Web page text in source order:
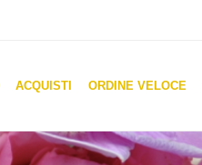
ACQUISTI ORDINE VELOCE